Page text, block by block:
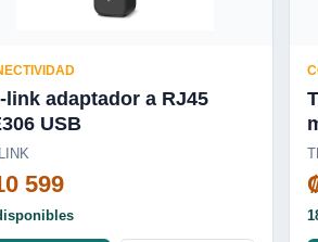
link adaptador a RJ45
USB
599